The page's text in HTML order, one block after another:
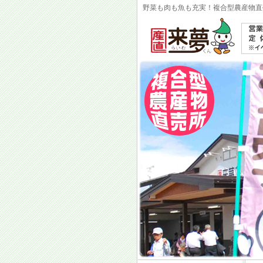
野菜も肉も魚も充実！複合型農産物